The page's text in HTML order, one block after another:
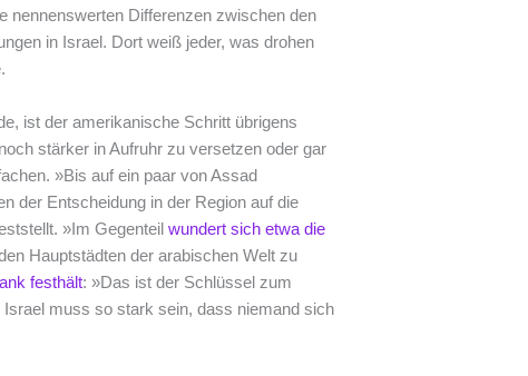
nennenswerten Differenzen zwischen den
in Israel. Dort weiß jeder, was drohen
ist der amerikanische Schritt übrigens
stärker in Aufruhr zu versetzen oder gar
»Bis auf ein paar von Assad
der Entscheidung in der Region auf die
»Im Gegenteilwundert sich etwa die
Hauptstädten der arabischen Welt zu
festhält: »Das ist der Schlüssel zum
muss so stark sein, dass niemand sich